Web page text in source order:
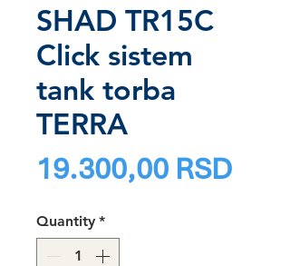
SHAD TR15C
Click sistem
tank torba
TERRA
19.300,00 RSDPrice
Quantity *